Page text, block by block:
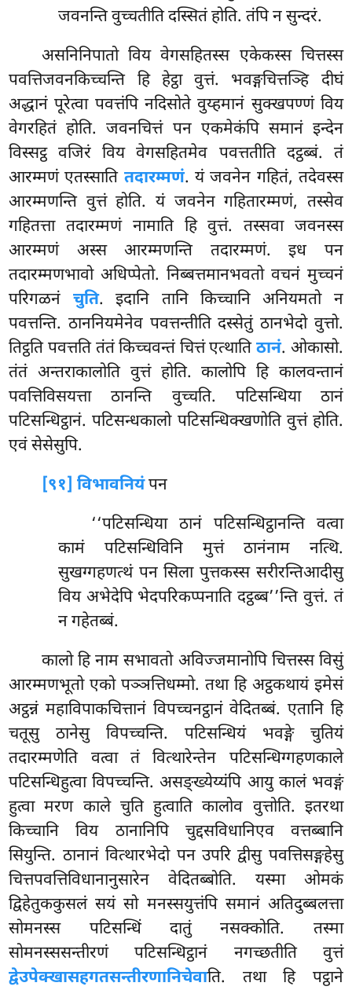
जवनन्ति वुच्चतीति दस्सितं होति. तंपि न सुन्दरं.
असनिनिपातो विय वेगसहितस्स एकेकस्स चित्तस्स
पवत्तिजवनकिच्चन्ति हि हेट्ठा वुत्तं. भवङ्गचित्तञ्हि दीघं
अद्धानं पूरेत्वा पवत्तंपि नदिसोते वुय्हमानं सुक्खपण्णं विय
वेगरहितं होति. जवनचित्तं पन एकमेकंपि समानं इन्देन
विस्सट्ठ वजिरं विय वेगसहितमेव पवत्ततीति दट्ठब्बं. तं
आरम्मणं एतस्साति तदारम्मणं. यं जवनेन गहितं, तदेवस्स
आरम्मणन्ति वुत्तं होति. यं जवनेन गहितारम्मणं, तस्सेव
गहितत्ता तदारम्मणं नामाति हि वुत्तं. तस्सवा जवनस्स
आरम्मणं अस्स आरम्मणन्ति तदारम्मणं. इध पन
तदारम्मणभावो अधिप्पेतो. निब्बत्तमानभवतो वचनं मुच्चनं
परिगळनं चुति. इदानि तानि किच्चानि अनियमतो न
पवत्तन्ति. ठाननियमेनेव पवत्तन्तीति दस्सेतुं ठानभेदो वुत्तो.
तिट्ठति पवत्तति तंतं किच्चवन्तं चित्तं एत्थातिठानं. ओकासो.
तंतं अन्तराकालोति वुत्तं होति. कालोपि हि कालवन्तानं
पवत्तिविसयत्ता ठानन्ति वुच्चति. पटिसन्धिया ठानं
पटिसन्धिट्ठानं. पटिसन्धकालो पटिसन्धिक्खणोति वुत्तं होति.
एवं सेसेसुपि.
[९१] विभावनियंपन
‘‘पटिसन्धिया ठानं पटिसन्धिट्ठानन्ति वत्वा
कामं पटिसन्धिविनि मुत्तं ठानंनाम नत्थि.
सुखग्गहणत्थं पन सिला पुत्तकस्स सरीरन्तिआदीसु
विय अभेदेपि भेदपरिकप्पनाति दट्ठब्ब’’न्ति वुत्तं. तं
न गहेतब्बं.
कालो हि नाम सभावतो अविज्जमानोपि चित्तस्स विसुं
आरम्मणभूतो एको पञ्ञत्तिधम्मो. तथा हि अट्ठकथायं इमेसं
अट्ठन्नं महाविपाकचित्तानं विपच्चनट्ठानं वेदितब्बं. एतानि हि
चतूसुठानेसु विपच्चन्ति. पटिसन्धियं भवङ्गे चुतियं
तदारम्मणेति वत्वा तं वित्थारेन्तेन पटिसन्धिग्गहणकाले
पटिसन्धिहुत्वा विपच्चन्ति. असङ्ख्येय्यंपि आयु कालं भवङ्गं
हुत्वा मरण काले चुति हुत्वाति कालोव वुत्तोति. इतरथा
किच्चानि विय ठानानिपि चुद्दसविधानिएव वत्तब्बानि
सियुन्ति. ठानानं वित्थारभेदो पन उपरि द्वीसु पवत्तिसङ्गहेसु
चित्तपवत्तिविधानानुसारेन वेदितब्बोति. यस्मा ओमकं
द्विहेतुककुसलं सयं सो मनस्सयुत्तंपि समानं अतिदुब्बलत्ता
सोमनस्स पटिसन्धिं दातुं नसक्कोति. तस्मा
सोमनस्ससन्तीरणं पटिसन्धिट्ठानं नगच्छतीति वुत्तं
द्वेउपेक्खासहगतसन्तीरणानिचेवाति. तथा हि पट्ठाने